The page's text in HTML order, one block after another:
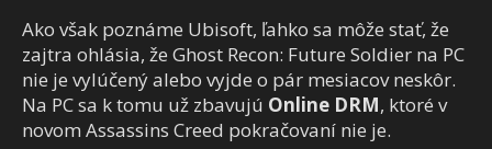
Ako však poznáme Ubisoft, ľahko sa môže stať, že
zajtra ohlásia, že Ghost Recon: Future Soldier na PC
nie je vylúčený alebo vyjde o pár mesiacov neskôr.
Na PC sa k tomu už zbavujú Online DRM, ktoré v
novom Assassins Creed pokračovaní nie je.